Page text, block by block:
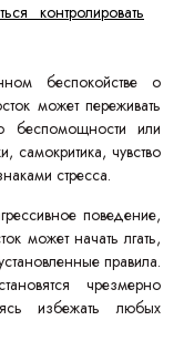
контролировать
беспокойстве о
может переживать
беспомощности или
самокритика, чувство
стресса.
поведение,
может начать лгать,
правила.
чрезмерно
избежать любых